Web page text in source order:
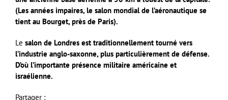
(Les années impaires, le salon mondial de l’aéronautique se
tient au Bourget, près de Paris).
Le salon de Londres est traditionnellement tourné vers
l’industrie anglo-saxonne, plus particulièrement de défense.
D’où l’importante présence militaire américaine et
israélienne.
Partager :